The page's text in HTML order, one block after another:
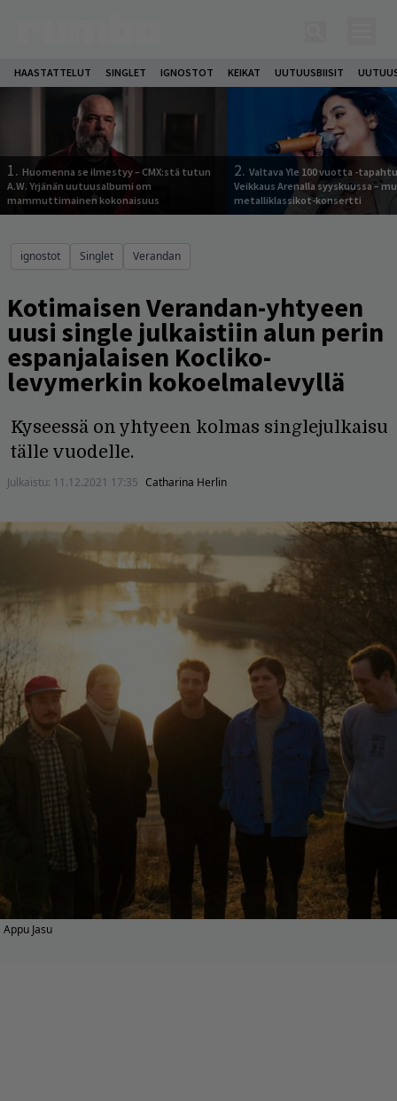
HAASTATTELUT SINGLET IGNOSTOT KEIKAT UUTUUSBIISIT
1. Huomenna se ilmestyy – CMX:stä tutun
A.W. Yrjänän uutuusalbumi om
mammuttimainen kokonaisuus
2. Valtava Yle 100 vuotta -
Veikkaus Arenalla syyskuussa –
metalliklassikot-konsertti
ignostot Singlet Verandan
Kotimaisen Verandan-yhtyeen
uusi single julkaistiin alun perin
espanjalaisen Kocliko-
levymerkin kokoelmalevyllä
Kyseessä on yhtyeen kolmas singlejulkaisu
tälle vuodelle.
Julkaistu: 11.12.2021 17:35 Catharina Herlin
Appu Jasu